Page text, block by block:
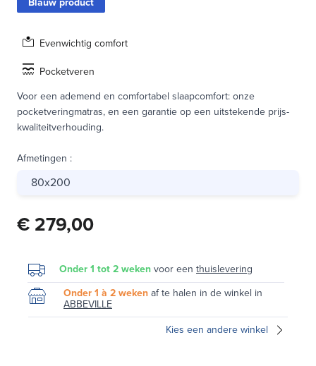
Evenwichtig comfort
Pocketveren
Voor een ademend en comfortabel slaapcomfort: onze
pocketveringmatras, en een garantie op een uitstekende prijs-
kwaliteitverhouding.
Afmetingen :
80x200
€ 279,00
Onder 1 tot 2 wekenvoor een thuislevering
Onder 1 à 2 wekenaf te halen in de winkel in
ABBEVILLE
Kies een andere winkel